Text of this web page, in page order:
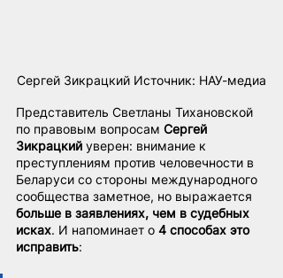
Сергей Зикрацкий Источник: НАУ-медиа
Представитель Светланы Тихановской
по правовым вопросам Сергей
Зикрацкий уверен: внимание к
преступлениям против человечности в
Беларуси со стороны международного
сообщества заметное, но выражается
больше в заявлениях, чем в судебных
исках. И напоминает о 4 способах это
исправить: